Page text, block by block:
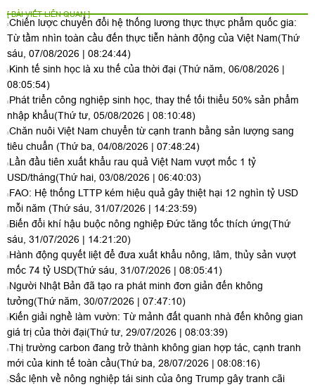
[ BÀI VIẾT LIÊN QUAN ]
Chiến lược chuyển đổi hệ thống lương thực thực phẩm quốc gia:
Từ tầm nhìn toàn cầu đến thực tiễn hành động của Việt Nam(Thứ
sáu, 07/08/2026 | 08:24:44)
Kinh tế sinh học là xu thế của thời đại (Thứ năm, 06/08/2026 |
08:05:54)
Phát triển công nghiệp sinh học, thay thế tối thiểu 50% sản phẩm
nhập khẩu(Thứ tư, 05/08/2026 | 08:10:48)
Chăn nuôi Việt Nam chuyển từ cạnh tranh bằng sản lượng sang
tiêu chuẩn (Thứ ba, 04/08/2026 | 07:48:24)
Lần đầu tiên xuất khẩu rau quả Việt Nam vượt mốc 1 tỷ
USD/tháng(Thứ hai, 03/08/2026 | 06:40:03)
FAO: Hệ thống LTTP kém hiệu quả gây thiệt hại 12 nghìn tỷ USD
mỗi năm (Thứ sáu, 31/07/2026 | 14:23:59)
Biến đổi khí hậu buộc nông nghiệp Đức tăng tốc thích ứng(Thứ
sáu, 31/07/2026 | 14:21:20)
Hành động quyết liệt để đưa xuất khẩu nông, lâm, thủy sản vượt
mốc 74 tỷ USD(Thứ sáu, 31/07/2026 | 08:05:41)
Người Nhật Bản đã tạo ra phát minh đơn giản đến không
tưởng(Thứ năm, 30/07/2026 | 07:47:10)
Kiến giải nghề làm vườn: Từ mảnh đất quanh nhà đến không gian
giá trị của thời đại(Thứ tư, 29/07/2026 | 08:03:39)
Thị trường carbon đang trở thành không gian hợp tác, cạnh tranh
mới của kinh tế toàn cầu(Thứ ba, 28/07/2026 | 08:08:16)
Sắc lệnh về nông nghiệp tái sinh của ông Trump gây tranh cãi